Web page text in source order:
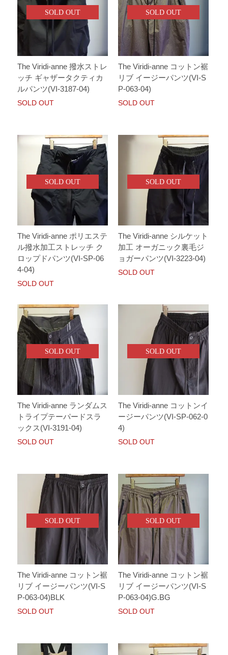
SOLD OUT
The Viridi-anne 撥水ストレ
ッチ ギャザータクティカ
ルパンツ(VI-3187-04)
SOLD OUT
SOLD OUT
The Viridi-anne コットン裾
リブ イージーパンツ(VI-S
P-063-04)
SOLD OUT
SOLD OUT
The Viridi-anne ポリエステ
ル撥水加工ストレッチ ク
ロップドパンツ(VI-SP-06
4-04)
SOLD OUT
SOLD OUT
The Viridi-anne シルケット
加工 オーガニック裏毛ジ
ョガーパンツ(VI-3223-04)
SOLD OUT
SOLD OUT
The Viridi-anne ランダムス
トライプテーパードスラ
ックス(VI-3191-04)
SOLD OUT
SOLD OUT
The Viridi-anne コットンイ
ージーパンツ(VI-SP-062-0
4)
SOLD OUT
SOLD OUT
The Viridi-anne コットン裾
リブ イージーパンツ(VI-S
P-063-04)BLK
SOLD OUT
SOLD OUT
The Viridi-anne コットン裾
リブ イージーパンツ(VI-S
P-063-04)G.BG
SOLD OUT